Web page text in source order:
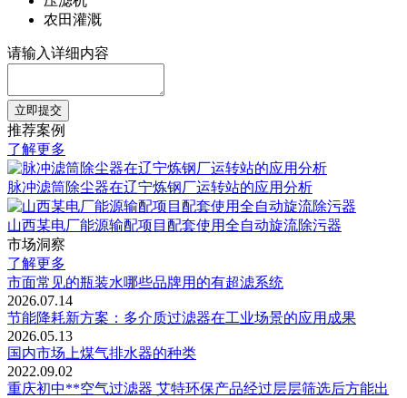
农田灌溉
请输入详细内容
立即提交
推荐案例
了解更多
脉冲滤筒除尘器在辽宁炼钢厂运转站的应用分析
山西某电厂能源输配项目配套使用全自动旋流除污器
市场洞察
了解更多
市面常见的瓶装水哪些品牌用的有超滤系统
2026.07.14
节能降耗新方案：多介质过滤器在工业场景的应用成果
2026.05.13
国内市场上煤气排水器的种类
2022.09.02
重庆初中**空气过滤器 艾特环保产品经过层层筛选后方能出